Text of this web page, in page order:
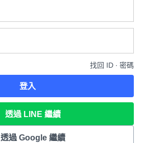
找回 ID ∙ 密碼
登入
透過 LINE 繼續
透過 Google 繼續